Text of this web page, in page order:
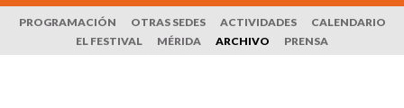
PROGRAMACIÓN OTRAS SEDES ACTIVIDADES
CALENDARIO
EL FESTIVAL
MÉRIDA ARCHIVO PRENSA